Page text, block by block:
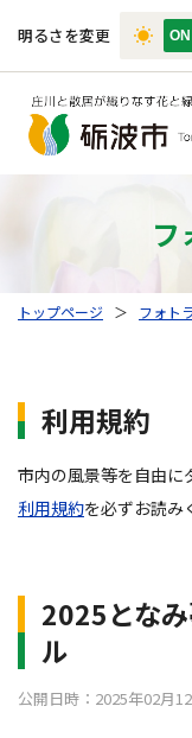
明るさを変更
フ
トップページ ＞ フォト
利用規約
市内の風景等を自由に
利用規約を必ずお読み
2025とな
ル
公開日時：2025年02月